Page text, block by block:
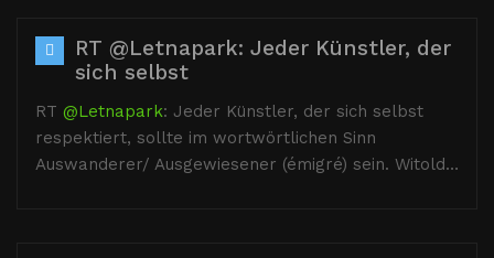
RT @Letnapark: Jeder Künstler, der
sich selbst
RT @Letnapark: Jeder Künstler, der sich selbst
respektiert, sollte im wortwörtlichen Sinn
Auswanderer/ Ausgewiesener (émigré) sein. Witold…